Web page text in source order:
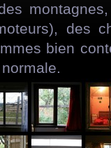
des
bien